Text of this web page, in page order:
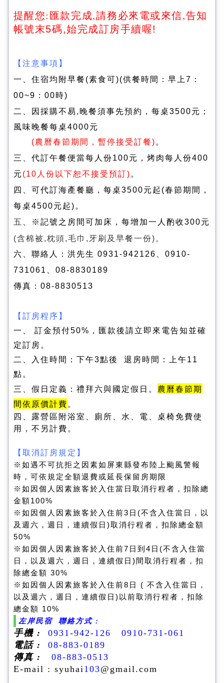
提醒您:匯款完成,請務必來電或來信,告知
帳號末5碼,始完成訂房手續喔!
【注意事項】
一、住宿均附早餐(素食可)(供餐時間：早上7：
00~9：00時)
二、因採購不易, 晚餐須事先預約，每桌3500元；
風味晚餐每桌4000元
(農曆春節期間，暫停接受訂餐) 。
三、代訂午餐便當每人份100元，烤肉每人份400
元 (10人份以下恕不接受預訂) 。
四、可代訂海產餐廳，每桌3500元起(春節期間，
每桌4500元起)。
五
、※記號之房間可加床，每增加一人酌收300元
(含棉被,枕頭,毛巾,牙刷及早餐一份) 。
六、聯絡人：洪先生 0931-942126、0910-
731061、08-8830189
傳真：08-8830513
【訂房程序】
一、 訂金預付50%，匯款後請立即來電告知並確
定訂房。
二、入住時間：下午3點後 退房時間：上午11
點。
三、假日定義：禮拜六與國定假日 。 農曆春節期
間依原價計費。
四、露營區附浴室、廁所、水、電、桌椅免費使
用，不另計費。
【取消訂房規定】
※如遇不可抗拒之因素如屏東縣發布陸上颱風警報
時， 可依規定全額退費或延長保留房期限
※如因個人因素旅客於入住當日取消行程者，扣除總
金額100%
※如因個人因素旅客於入住前3日(不含入住當日，以
及週六，週日，連續假日)取消行程者，扣除總金額
50%
※如因個人因素旅客於入住前7日到4日(不含入住當
日，以及週六，週日，連續假日)間取消行程者，扣
除總金額 30%
※如因個人因素旅客於入住前8日 ( 不含入住當日，
以及週六，週日，連續假日)以前取消行程者，扣除
總金額 10%
左岸民宿 聯絡方式 :
手機 :
0931-942-126 0910-731-061
電話 :
08-883-0189
傳真 :
08-883-0513
E-mail : syuhai103@gmail.com